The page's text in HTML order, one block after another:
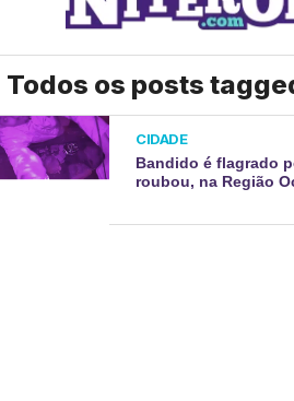
Todos os posts
CIDADE
Bandido é flagrado
roubou, na Região